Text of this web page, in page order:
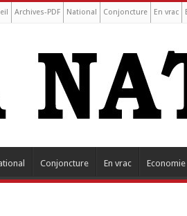
Archives-PDF National Conjoncture En vrac
Conjoncture En vrac Economie